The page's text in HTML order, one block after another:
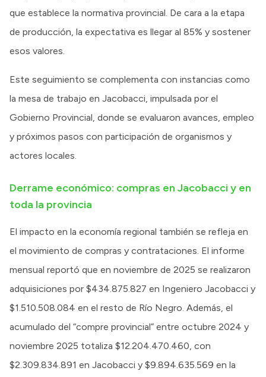
que establece la normativa provincial. De cara a la etapa
de producción, la expectativa es llegar al 85% y sostener
esos valores.
Este seguimiento se complementa con instancias como
la mesa de trabajo en Jacobacci, impulsada por el
Gobierno Provincial, donde se evaluaron avances, empleo
y próximos pasos con participación de organismos y
actores locales.
Derrame económico: compras en Jacobacci y en
toda la provincia
El impacto en la economía regional también se refleja en
el movimiento de compras y contrataciones. El informe
mensual reportó que en noviembre de 2025 se realizaron
adquisiciones por $434.875.827 en Ingeniero Jacobacci y
$1.510.508.084 en el resto de Río Negro. Además, el
acumulado del “compre provincial” entre octubre 2024 y
noviembre 2025 totaliza $12.204.470.460, con
$2.309.834.891 en Jacobacci y $9.894.635.569 en la